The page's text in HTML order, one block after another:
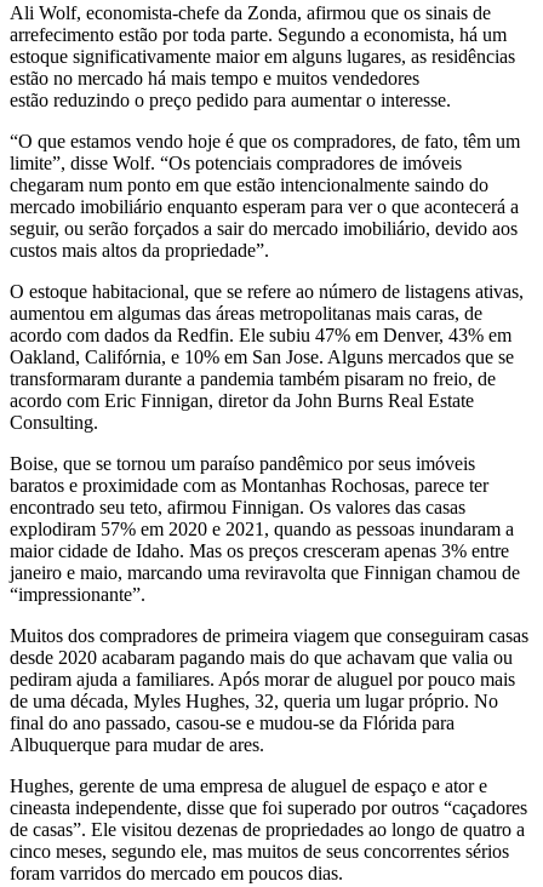
Ali Wolf, economista-chefe da Zonda, afirmou que os sinais de
arrefecimento estão por toda parte. Segundo a economista, há um
estoque significativamente maiorem alguns lugares, as residências
estão no mercado há mais tempo e muitos vendedores
estão reduzindo o preço pedido para aumentar o interesse.
“O que estamos vendo hoje é que os compradores, de fato, têm um
limite”, disse Wolf. “Os potenciais compradores de imóveis
chegaram num ponto em que estão intencionalmente saindo do
mercado imobiliário enquanto esperam para ver o que acontecerá a
seguir, ou serão forçados a sair do mercado imobiliário, devido aos
custos mais altos da propriedade”.
O estoque habitacional, que se refere ao número de listagens ativas,
aumentou em algumas das áreas metropolitanas mais caras, de
acordo com dados da Redfin. Ele subiu 47% em Denver, 43% em
Oakland, Califórnia, e 10% em San Jose. Alguns mercados que se
transformaram durante a pandemia também pisaram no freio, de
acordo com Eric Finnigan, diretor da John Burns Real Estate
Consulting.
Boise, que se tornou um paraíso pandêmico por seus imóveis
baratos e proximidade com as Montanhas Rochosas, parece ter
encontrado seu teto, afirmou Finnigan. Os valores das casas
explodiram 57% em 2020 e 2021, quando as pessoas inundaram a
maior cidade de Idaho. Mas os preços cresceram apenas 3% entre
janeiro e maio, marcando uma reviravolta que Finnigan chamou de
“impressionante”.
Muitos dos compradores de primeira viagem que conseguiram casas
desde 2020 acabaram pagando mais do que achavam que valia ou
pediram ajuda a familiares. Após morar de aluguel por pouco mais
de uma década, Myles Hughes, 32, queria um lugar próprio. No
final do ano passado, casou-se e mudou-se da Flórida para
Albuquerque para mudar de ares.
Hughes, gerente de uma empresa de aluguel de espaço e ator e
cineasta independente, disse que foi superado por outros “caçadores
de casas”. Ele visitou dezenas de propriedades ao longo de quatro a
cinco meses, segundo ele, mas muitos de seus concorrentes sérios
foram varridos do mercado em poucos dias.